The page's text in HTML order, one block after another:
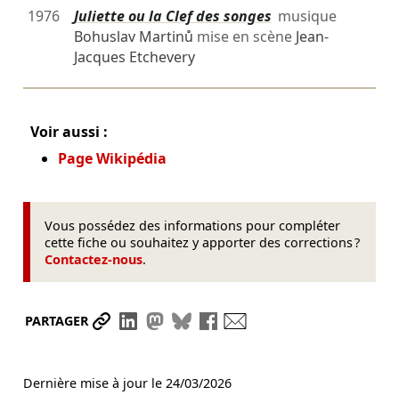
1976
Juliette ou la Clef des songes musique
Bohuslav Martinů mise en scène Jean-
Jacques Etchevery
Voir aussi :
Page Wikipédia
Vous possédez des informations pour compléter
cette fiche ou souhaitez y apporter des corrections ?
Contactez-nous.
PARTAGER Partager le lien
Partager sur LinkedIn
Partager sur Mastodon
Partager sur Bluesky
Partager sur Facebook
Dernière mise à jour le 24/03/2026